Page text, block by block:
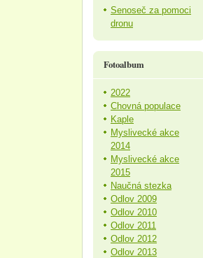
Senoseč za pomoci
dronu
Fotoalbum
2022
Chovná populace
Kaple
Myslivecké akce
2014
Myslivecké akce
2015
Naučná stezka
Odlov 2009
Odlov 2010
Odlov 2011
Odlov 2012
Odlov 2013